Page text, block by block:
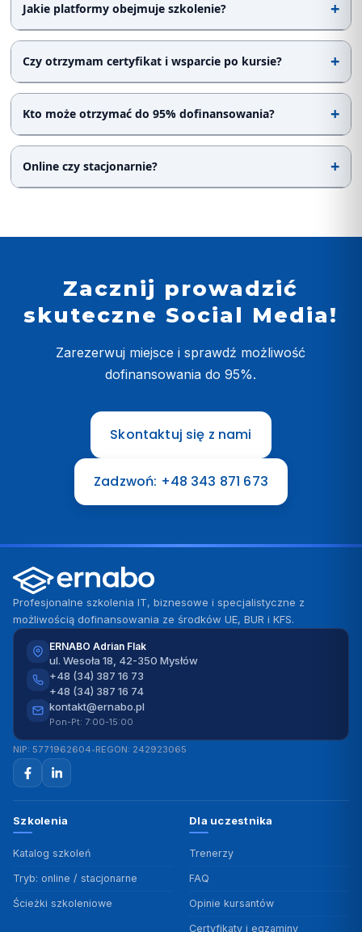
Jakie platformy obejmuje szkolenie?
Czy otrzymam certyfikat i wsparcie po kursie?
Kto może otrzymać do 95% dofinansowania?
Online czy stacjonarnie?
Zacznij prowadzić
skuteczne Social Media!
Zarezerwuj miejsce i sprawdź możliwość
dofinansowania do 95%.
Skontaktuj się z nami
Zadzwoń: +48 343 871 673
Profesjonalne szkolenia IT, biznesowe i specjalistyczne z
możliwością dofinansowania ze środków UE, BUR i KFS.
ERNABO Adrian Flak
ul. Wesoła 18, 42-350 Mysłów
+48 (34) 387 16 73
+48 (34) 387 16 74
kontakt@ernabo.pl
Pon-Pt: 7:00-15:00
NIP: 5771962604•REGON: 242923065
Szkolenia
Katalog szkoleń
Tryb: online / stacjonarne
Ścieżki szkoleniowe
Dla uczestnika
Trenerzy
FAQ
Opinie kursantów
Certyfikaty i egzaminy